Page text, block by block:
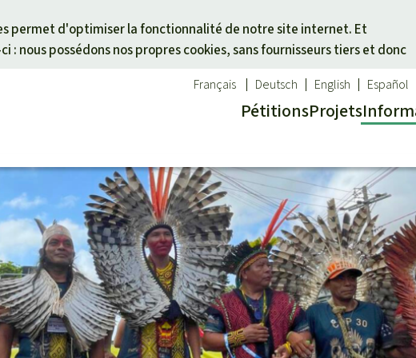
permet d'optimiser la fonctionnalité de notre site internet. Et
: nous possédons nos propres cookies, sans fournisseurs tiers et donc
PétitionsProjetsInfo
tropicale
Français Deutsch English Español
thème
animaux
forêts tropicales
Don pour une région
Asie du Sud-Est
Afrique
Amérique latine